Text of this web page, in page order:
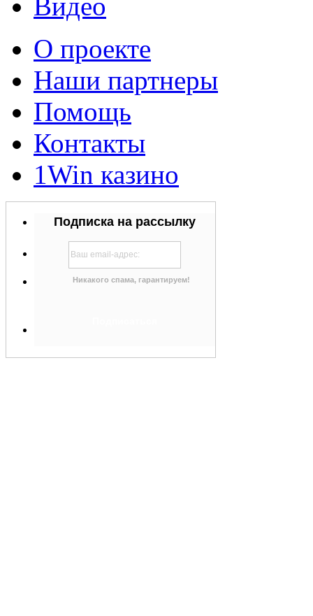
О проекте
Наши партнеры
Помощь
Контакты
1Win казино
Подписка на рассылку
Никакого спама, гарантируем!